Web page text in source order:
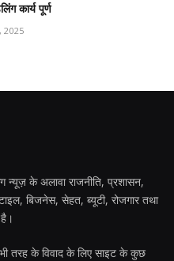
कार्य पूर्ण
2025
न्यूज़ के अलावा राजनीति, प्रशासन,
बिजनेस, सेहत, ब्यूटी, रोजगार तथा
तरह के विवाद के लिए साइट के कुछ